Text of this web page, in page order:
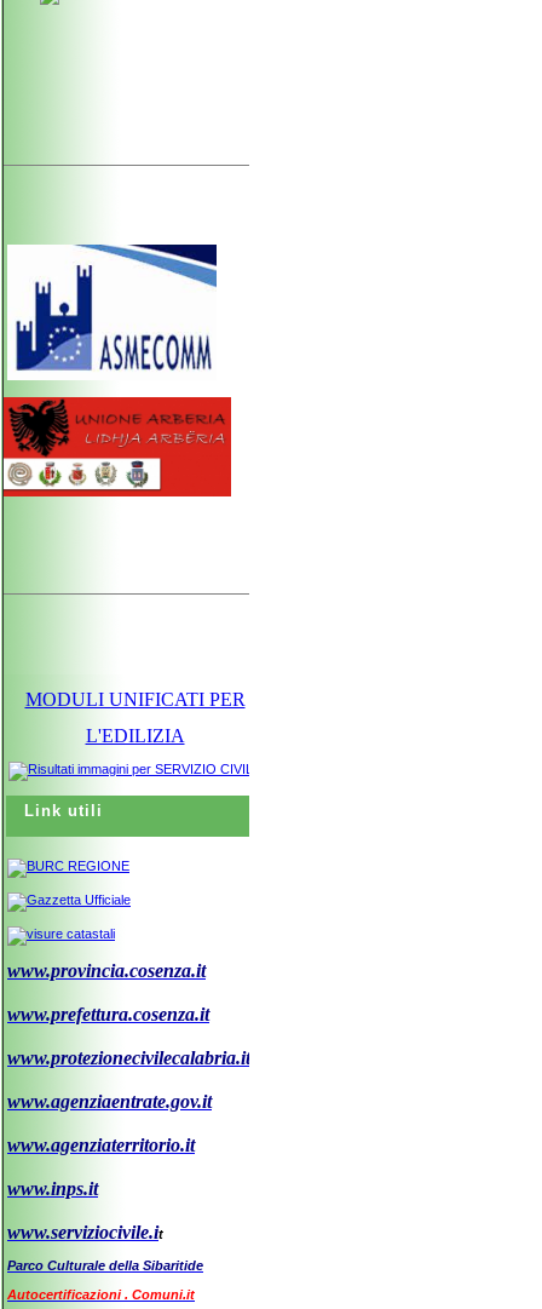
MODULI UNIFICATI PER
L'EDILIZIA
Link utili
www.provincia.cosenza.it
www.prefettura.cosenza.it
www.protezionecivilecalabria.it
www.agenziaentrate.gov.it
www.agenziaterritorio.it
www.inps.it
www.serviziocivile.it
Parco Culturale della Sibaritide
Autocertificazioni . Comuni.it